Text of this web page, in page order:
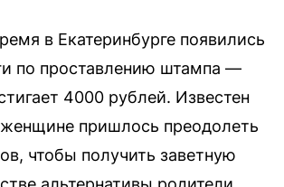
в Екатеринбурге появились
по проставлению штампа —
4000 рублей. Известен
женщине пришлось преодолеть
чтобы получить заветную